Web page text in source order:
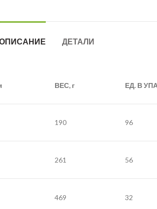
ДЕТАЛИ
ВЕС, г ЕД. В
190 96
261 56
469 32